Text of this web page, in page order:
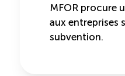
MFOR procure
aux entreprises
subvention.